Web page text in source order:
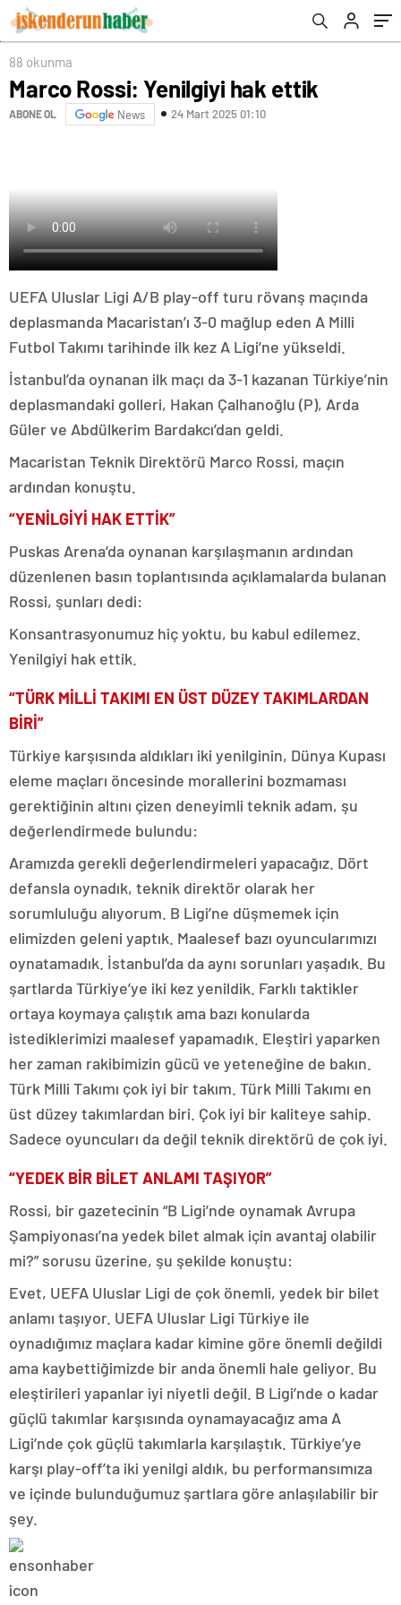
88 okunma
Marco Rossi: Yenilgiyi hak ettik
ABONE OL News 24 Mart 2025 01:10
UEFA Uluslar Ligi A/B play-off turu rövanş maçında
deplasmanda Macaristan’ı 3-0 mağlup eden A Milli
Futbol Takımı tarihinde ilk kez A Ligi’ne yükseldi.
İstanbul’da oynanan ilk maçı da 3-1 kazanan Türkiye’nin
deplasmandaki golleri, Hakan Çalhanoğlu (P), Arda
Güler ve Abdülkerim Bardakcı’dan geldi.
Macaristan Teknik Direktörü Marco Rossi, maçın
ardından konuştu.
“YENİLGİYİ HAK ETTİK”
Puskas Arena’da oynanan karşılaşmanın ardından
düzenlenen basın toplantısında açıklamalarda bulanan
Rossi, şunları dedi:
Konsantrasyonumuz hiç yoktu, bu kabul edilemez.
Yenilgiyi hak ettik.
“TÜRK MİLLİ TAKIMI EN ÜST DÜZEY TAKIMLARDAN
BİRİ”
Türkiye karşısında aldıkları iki yenilginin, Dünya Kupası
eleme maçları öncesinde morallerini bozmaması
gerektiğinin altını çizen deneyimli teknik adam, şu
değerlendirmede bulundu:
Aramızda gerekli değerlendirmeleri yapacağız. Dört
defansla oynadık, teknik direktör olarak her
sorumluluğu alıyorum. B Ligi’ne düşmemek için
elimizden geleni yaptık. Maalesef bazı oyuncularımızı
oynatamadık. İstanbul’da da aynı sorunları yaşadık. Bu
şartlarda Türkiye’ye iki kez yenildik. Farklı taktikler
ortaya koymaya çalıştık ama bazı konularda
istediklerimizi maalesef yapamadık. Eleştiri yaparken
her zaman rakibimizin gücü ve yeteneğine de bakın.
Türk Milli Takımı çok iyi bir takım. Türk Milli Takımı en
üst düzey takımlardan biri. Çok iyi bir kaliteye sahip.
Sadece oyuncuları da değil teknik direktörü de çok iyi.
“YEDEK BİR BİLET ANLAMI TAŞIYOR”
Rossi, bir gazetecinin “B Ligi’nde oynamak Avrupa
Şampiyonası’na yedek bilet almak için avantaj olabilir
mi?” sorusu üzerine, şu şekilde konuştu:
Evet, UEFA Uluslar Ligi de çok önemli, yedek bir bilet
anlamı taşıyor. UEFA Uluslar Ligi Türkiye ile
oynadığımız maçlara kadar kimine göre önemli değildi
ama kaybettiğimizde bir anda önemli hale geliyor. Bu
eleştirileri yapanlar iyi niyetli değil. B Ligi’nde o kadar
güçlü takımlar karşısında oynamayacağız ama A
Ligi’nde çok güçlü takımlarla karşılaştık. Türkiye’ye
karşı play-off’ta iki yenilgi aldık, bu performansımıza
ve içinde bulunduğumuz şartlara göre anlaşılabilir bir
şey.